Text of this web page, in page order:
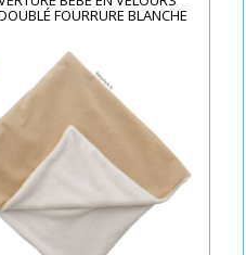
FOURRURE BLANCHE